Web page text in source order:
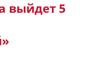
выйдет 5